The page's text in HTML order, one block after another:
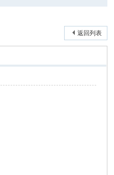
返回列表